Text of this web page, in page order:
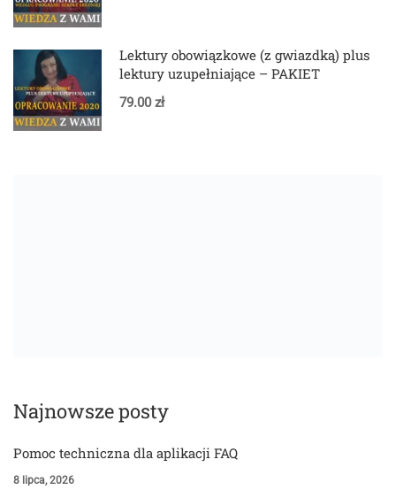
Lektury obowiązkowe (z gwiazdką) plus
lektury uzupełniające – PAKIET
79.00 zł
Najnowsze posty
Pomoc techniczna dla aplikacji FAQ
8 lipca, 2026